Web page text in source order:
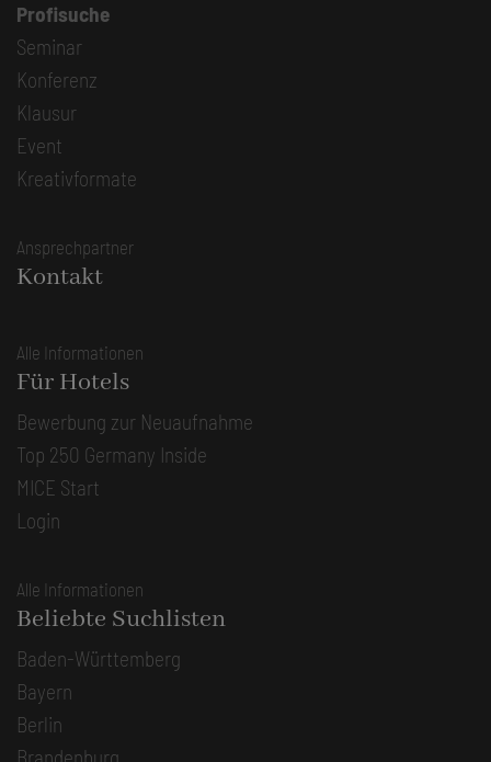
Profisuche
Seminar
Konferenz
Klausur
Event
Kreativformate
Ansprechpartner
Kontakt
Alle Informationen
Für Hotels
Bewerbung zur Neuaufnahme
Top 250 Germany Inside
MICE Start
Login
Alle Informationen
Beliebte Suchlisten
Baden-Württemberg
Bayern
Berlin